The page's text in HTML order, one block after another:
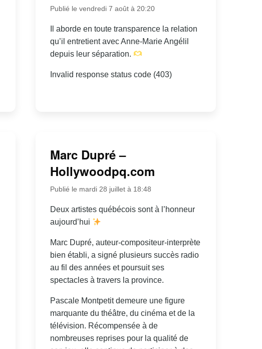
Publié le vendredi 7 août à 20:20
Il aborde en toute transparence la relation
qu’il entretient avec Anne-Marie Angélil
depuis leur séparation.
Invalid response status code (403)
Marc Dupré –
Hollywoodpq.com
Publié le mardi 28 juillet à 18:48
Deux artistes québécois sont à l’honneur
aujourd’hui
Marc Dupré, auteur-compositeur-interprète
bien établi, a signé plusieurs succès radio
au fil des années et poursuit ses
spectacles à travers la province.
Pascale Montpetit demeure une figure
marquante du théâtre, du cinéma et de la
télévision. Récompensée à de
nombreuses reprises pour la qualité de